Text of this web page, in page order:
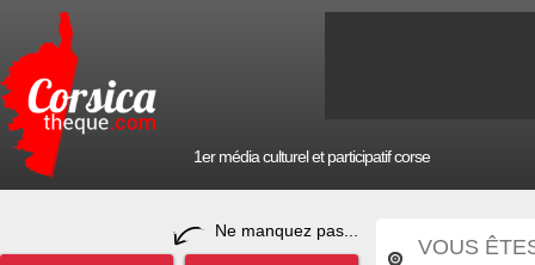
1er média culturel et participatif corse
Ne manquez pas...
VOUS